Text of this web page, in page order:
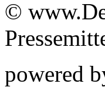
©
powered